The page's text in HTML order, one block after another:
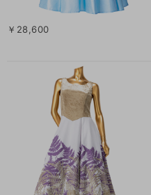
￥28,600